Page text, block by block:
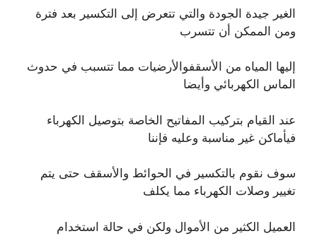
الغير جيدة الجودة والتي تتعرض إلى التكسير بعد فترة
ومن الممكن أن تتسرب
إليها المياه من الأسقفوالأرضيات مما تتسبب في حدوث
الماس الكهربائي وأيضا
عند القيام بتركيب المفاتيح الخاصة بتوصيل الكهرباء
فيأماكن غير مناسبة وعليه فإننا
سوف نقوم بالتكسير في الحوائط والأسقف حتى يتم
تغيير وصلات الكهرباء مما يكلف
العميل الكثير من الأموال ولكن في حالة استخدام